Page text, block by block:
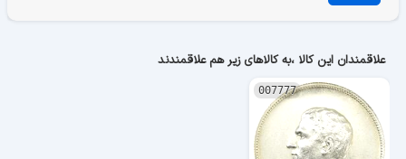
علاقمندان این کالا ،به کالاهای زیر هم علاقمندند
007777